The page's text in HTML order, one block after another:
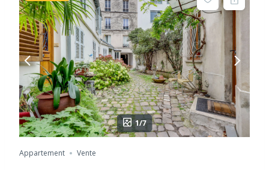
1/7
Appartement Vente